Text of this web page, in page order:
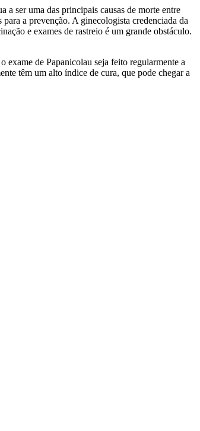
a ser uma das principais causas de morte entre
a prevenção. A ginecologista credenciada da
e exames de rastreio é um grande obstáculo.
exame de Papanicolau seja feito regularmente a
têm um alto índice de cura, que pode chegar a